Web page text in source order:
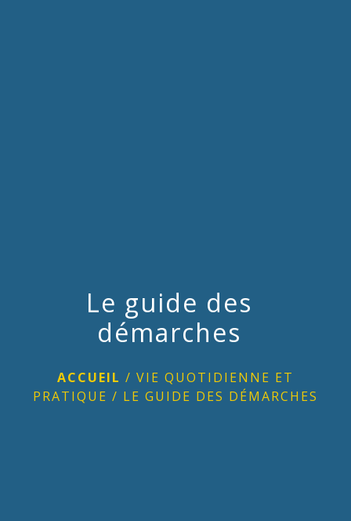
Le guide des
démarches
ACCUEIL / VIE QUOTIDIENNE ET
PRATIQUE / LE GUIDE DES DÉMARCHES